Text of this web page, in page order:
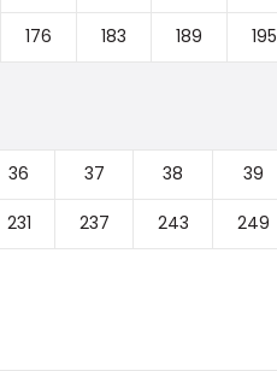
176 183 189 195
36 37 38 39
231 237 243 249